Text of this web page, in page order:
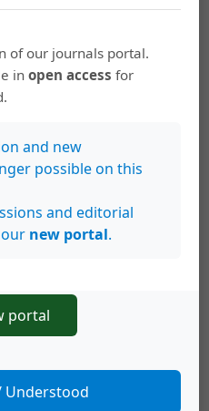
inexplicado: la prensa
de Francisco I.
y la recepción del
de 1973 en la
of our journals portal.
inopen access for
and new
possible on this
and editorial
new portal.
portal
Understood